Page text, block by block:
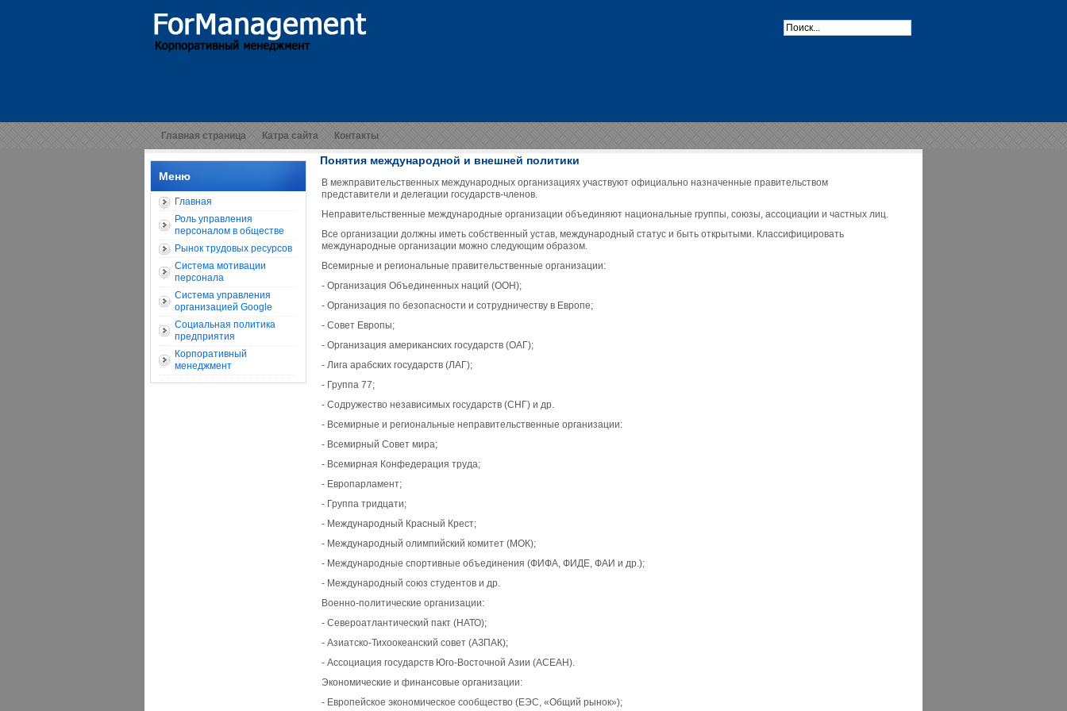
Главная страница Катра сайта Контакты
Меню
Главная
Роль управления
персоналом в обществе
Рынок трудовых ресурсов
Система мотивации
персонала
Система управления
организацией Google
Социальная политика
предприятия
Корпоративный
менеджмент
Понятия международной и внешней политики
В межправительственных международных организациях участвуют официально назначенные правительством
представители и делегации государств-членов.
Неправительственные международные организации объединяют национальные группы, союзы, ассоциации и частных лиц.
Все организации должны иметь собственный устав, международный статус и быть открытыми. Классифицировать
международные организации можно следующим образом.
Всемирные и региональные правительственные организации:
- Организация Oбъединенных наций (ООН);
- Организация по безопасности и сотрудничеству в Европе;
- Совет Европы;
- Организация американских государств (ОАГ);
- Лига арабских государств (ЛАГ);
- Группа 77;
- Содружество независимых государств (СНГ) и др.
- Всемирные и региональные неправительственные организации:
- Всемирный Совет мира;
- Всемирная Конфедерация труда;
- Европарламент;
- Группа тридцати;
- Международный Красный Крест;
- Международный олимпийский комитет (МОК);
- Международные спортивные объединения (ФИФА, ФИДЕ, ФАИ и др.);
- Международный союз студентов и др.
Военно-политические организации:
- Североатлантический пакт (НАТО);
- Азиатско-Тихоокеанский совет (АЗПАК);
- Ассоциация государств Юго-Восточной Азии (АСЕАН).
Экономические и финансовые организации:
- Европейское экономическое сообщество (ЕЭС, «Общий рынок»);